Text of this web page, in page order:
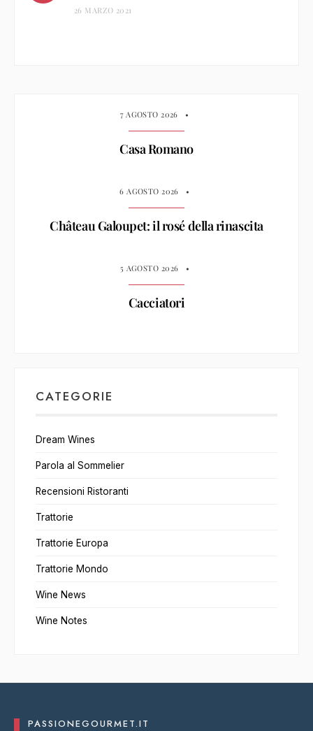
26 MARZO 2021
7 AGOSTO 2026 •
Casa Romano
6 AGOSTO 2026 •
Château Galoupet: il rosé della rinascita
5 AGOSTO 2026 •
Cacciatori
CATEGORIE
Dream Wines
Parola al Sommelier
Recensioni Ristoranti
Trattorie
Trattorie Europa
Trattorie Mondo
Wine News
Wine Notes
PASSIONEGOURMET.IT